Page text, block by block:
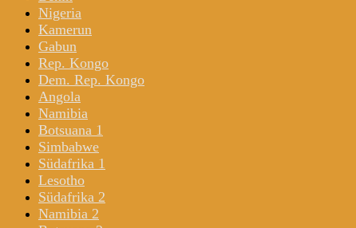
Nigeria
Kamerun
Gabun
Rep. Kongo
Dem. Rep. Kongo
Angola
Namibia
Botsuana 1
Simbabwe
Südafrika 1
Lesotho
Südafrika 2
Namibia 2